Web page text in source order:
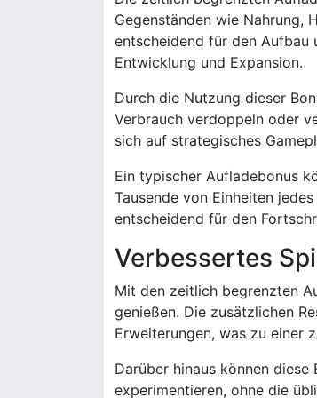
Gegenständen wie Nahrung,
entscheidend für den Aufbau
Entwicklung und Expansion.
Durch die Nutzung dieser
Verbrauch verdoppeln oder
sich auf strategisches
Ein typischer Aufladebonus
Tausende von Einheiten
entscheidend für den
Verbessertes
Mit den zeitlich begrenzten
genießen. Die zusätzlichen
Erweiterungen, was zu einer
Darüber hinaus können
experimentieren, ohne die